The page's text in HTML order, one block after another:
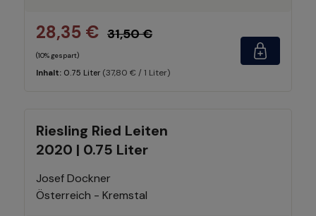
28,35 € 31,50 €
(10% gespart)
Inhalt: 0.75 Liter (37,80 € / 1 Liter)
Riesling Ried Leiten
2020 | 0.75 Liter
Josef Dockner
Österreich - Kremstal